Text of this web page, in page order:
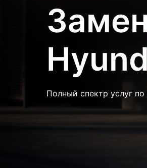
Полный спектр услуг